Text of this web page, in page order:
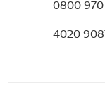
0800
4020